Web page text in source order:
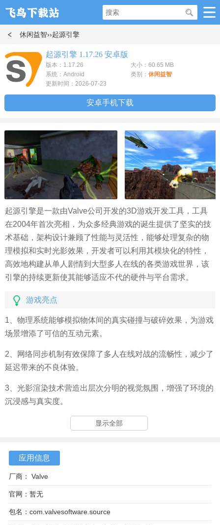
休闲益智››起源引擎
起源引擎 1.17.26 安卓版
版本：1.17.26
大小：60.65 MB
系统：Android
类别： 休闲益智
更新时间：2026-07-23
安卓手机下载
起源引擎是一款由Valve公司开发的3D游戏开发工具，工具
在2004年首次亮相，为众多经典游戏的诞生提供了坚实的技
术基础，架构设计兼顾了性能与灵活性，能够处理复杂的物
理模拟和实时光影效果，开发者可以利用其模块化的特性，
高效地构建从单人剧情到大型多人在线的各类游戏世界，该
引擎的持续更新使其能够适应不代的硬件与平台需求。
游戏亮点
1、物理系统能够模拟物体间的真实碰撞与破碎效果，为游戏
场景增添了可信的互动元素。
2、网络同步机制有效保障了多人在线对战的流畅性，减少了
延迟带来的不良体验。
3、光影渲染技术营造出层次分明的视觉氛围，增强了环境的
沉浸感与真实度。
显示全部
应用信息
厂商： Valve
官网：暂无
包名：com.valvesoftware.source